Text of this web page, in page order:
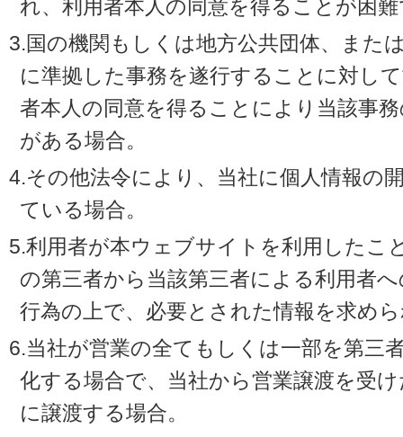
れ、利用者本人の同意を得ることが困
3.国の機関もしくは地方公共団体、また
に準拠した事務を遂行することに対し
者本人の同意を得ることにより当該事
がある場合。
4.その他法令により、当社に個人情報の
ている場合。
5.利用者が本ウェブサイトを利用したこ
の第三者から当該第三者による利用者
行為の上で、必要とされた情報を求め
6.当社が営業の全てもしくは一部を第三
化する場合で、当社から営業譲渡を受
に譲渡する場合。